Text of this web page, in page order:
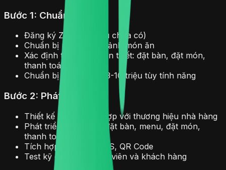
Bước 1: Chuẩn bị
Đăng ký Zalo OA (nếu chưa có)
Chuẩn bị menu, hình ảnh món ăn
Xác định tính năng cần thiết: đặt bàn, đặt món,
thanh toán, tích điểm
Chuẩn bị ngân sách: 3-10 triệu tùy tính năng
Bước 2: Phát triển
Thiết kế UI/UX phù hợp với thương hiệu nhà hàng
Phát triển tính năng: đặt bàn, menu, đặt món,
thanh toán, tích điểm
Tích hợp ZaloPay, ZNS, QR Code
Test kỹ càng với nhân viên và khách hàng